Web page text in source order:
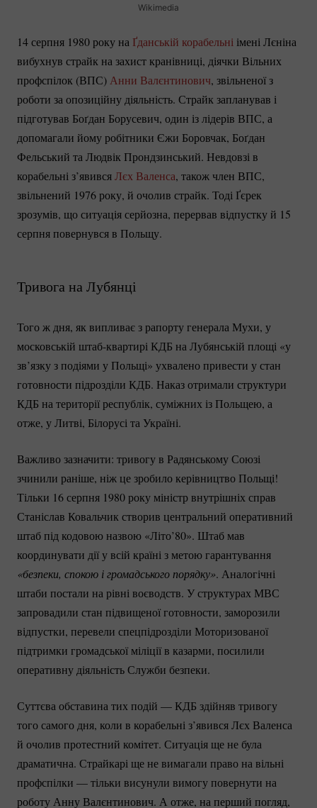
Wikimedia
14 серпня 1980 року на Ґданській корабельні імені Лєніна
вибухнув страйк на захист кранівниці, діячки Вільних
профспілок (ВПС)Анни Валєнтинович, звільненої з
роботи за опозиційну діяльність. Страйк запланував і
підготував Боґдан Борусевич, один із лідерів ВПС, а
допомагали йому робітники Єжи Боровчак, Боґдан
Фельський та Людвік Прондзинський. Невдовзі в
корабельні з’явивсяЛєх Валенса, також член ВПС,
звільнений 1976 року, й очолив страйк. Тоді Ґєрек
зрозумів, що ситуація серйозна, перервав відпустку й 15
серпня повернувся в Польщу.
Тривога на Лубянці
Того ж дня, як випливає з рапорту генерала Мухи, у
московській штаб-квартирі КДБ на Лубянській площі «у
зв’язку з подіями у Польщі» ухвалено привести у стан
готовности підрозділи КДБ. Наказ отримали структури
КДБ на території республік, суміжних із Польщею, а
отже, у Литві, Білорусі та Україні.
Важливо зазначити: тривогу в Радянському Союзі
зчинили раніше, ніж це зробило керівництво Польщі!
Тільки 16 серпня 1980 року міністр внутрішніх справ
Станіслав Ковальчик створив центральний оперативний
штаб під кодовою назвою «Літо’80». Штаб мав
координувати дії у всій країні з метою гарантування
«безпеки, спокою і громадського порядку». Аналогічні
штаби постали на рівні воєводств. У структурах МВС
запровадили стан підвищеної готовности, заморозили
відпустки, перевели спецпідрозділи Моторизованої
підтримки громадської міліції в казарми, посилили
оперативну діяльність Служби безпеки.
Суттєва обставина тих подій — КДБ здійняв тривогу
того самого дня, коли в корабельні з’явився Лєх Валенса
й очолив протестний комітет. Ситуація ще не була
драматична. Страйкарі ще не вимагали право на вільні
профспілки — тільки висунули вимогу повернути на
роботу Анну Валєнтинович. А отже, на перший погляд,